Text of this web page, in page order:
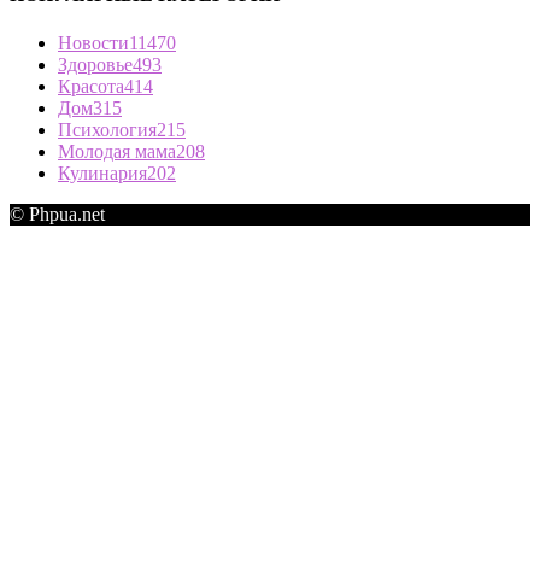
Новости11470
Здоровье493
Красота414
Дом315
Психология215
Молодая мама208
Кулинария202
© Phpua.net